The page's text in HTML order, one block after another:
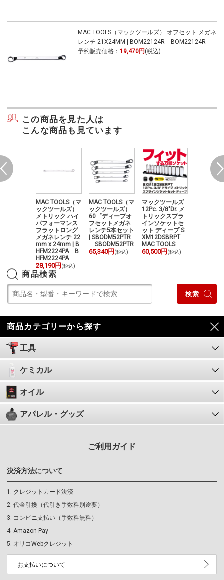
MAC TOOLS（マックツールズ） オフセット メガネ
レンチ 21X24MM | BOM22124R BOM22124R
予約販売価格： 19,470円 (税込)
この商品を見た人は
こんな商品も見ています
MAC TOOLS（マ
ックツールズ）
メトリック ハイ
パフォーマンス
フラットロング
メガネレンチ 22
mm x 24mm | B
HFM2224PA B
HFM2224PA
28,190円(税込)
MAC TOOLS（マ
ックツールズ）
60゜ディープオ
フセットメガネ
レンチ5本セット
| SBODM52PTR
SBODM52PTR
65,340円(税込)
マックツールズ
12Pc. 3/8"Dr. メ
トリックスプラ
インソケットセ
ット ディープ S
XM12DSBRPT
MAC TOOLS
60,500円(税込)
商品検索
商品カテゴリーから探す
工具
ケミカル
オイル
アパレル・グッズ
ご利用ガイド
決済方法について
クレジットカード決済
代金引換（代引き手数料別途要）
コンビニ支払い（手数料無料）
Amazon Pay
オリコWebクレジット
お支払いについて